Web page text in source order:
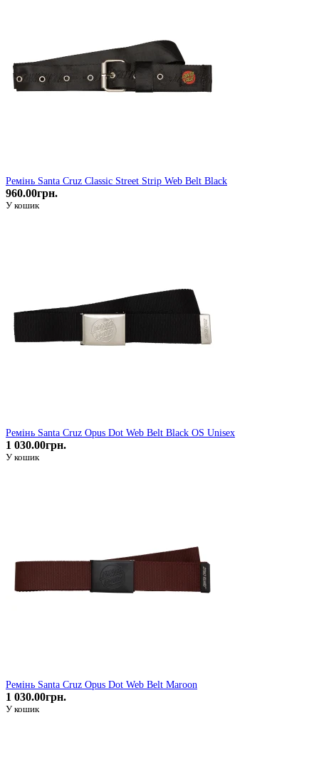
Ремінь Santa Cruz Classic Street Strip Web Belt Black
960.00грн.
У кошик
Ремінь Santa Cruz Opus Dot Web Belt Black OS Unisex
1 030.00грн.
У кошик
Ремінь Santa Cruz Opus Dot Web Belt Maroon
1 030.00грн.
У кошик